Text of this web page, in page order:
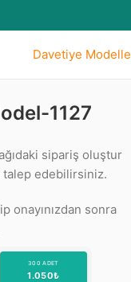
Davetiye
1127
sipariş oluştur
talep edebilirsiniz.
onayınızdan sonra
300 ADET
1.050₺